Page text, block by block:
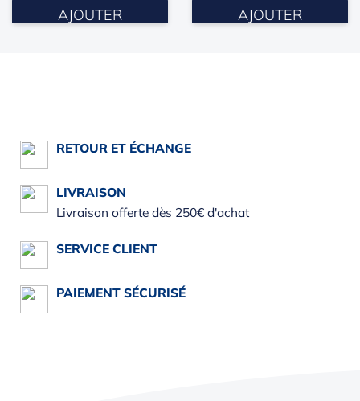
AJOUTER AJOUTER
RETOUR ET ÉCHANGE
LIVRAISON
Livraison offerte dès 250€ d'achat
SERVICE CLIENT
PAIEMENT SÉCURISÉ